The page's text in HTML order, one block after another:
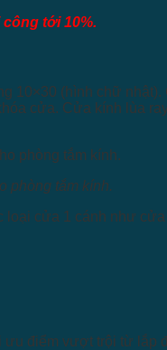
tới 10%.
10×30 (hình chữ nhật).
cửa. Cửa kính lùa
phòng tắm kính.
cửa 1 cánh như
điểm vượt trội từ lắp